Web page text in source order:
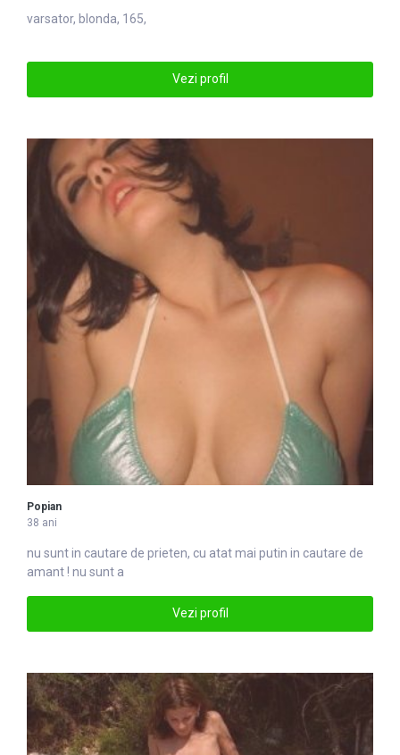
varsator, blonda, 165,
Vezi profil
Popian
38 ani
nu sunt in cautare de prieten, cu atat mai putin in cautare de
amant ! nu sunt a
Vezi profil